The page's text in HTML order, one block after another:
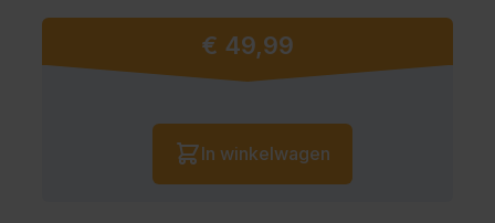
Vanaf:
€ 49,99
Aantal
In winkelwagen